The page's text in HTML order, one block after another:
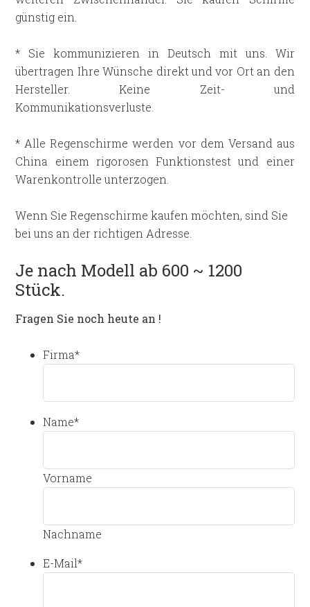
günstig ein.
* Sie kommunizieren in Deutsch mit uns. Wir
übertragen Ihre Wünsche direkt und vor Ort an den
Hersteller. Keine Zeit- und
Kommunikationsverluste.
* Alle Regenschirme werden vor dem Versand aus
China einem rigorosen Funktionstest und einer
Warenkontrolle unterzogen.
Wenn Sie Regenschirme kaufen möchten, sind Sie
bei uns an der richtigen Adresse.
Je nach Modell ab 600 ~ 1200
Stück.
Fragen Sie noch heute an !
Firma*
Name*
Vorname
Nachname
E-Mail*